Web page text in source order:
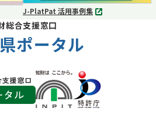
J-PlatPat 活用事例集
別
総合支援窓口
ポータル